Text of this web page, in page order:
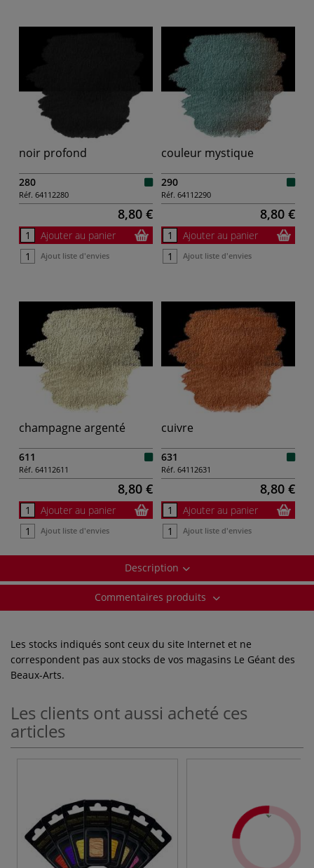
noir profond
280
Réf. 64112280
8,80 €
Ajouter au panier
Ajout liste d'envies
couleur mystique
290
Réf. 64112290
8,80 €
Ajouter au panier
Ajout liste d'envies
champagne argenté
611
Réf. 64112611
8,80 €
Ajouter au panier
Ajout liste d'envies
cuivre
631
Réf. 64112631
8,80 €
Ajouter au panier
Ajout liste d'envies
Description
Commentaires produits
Les stocks indiqués sont ceux du site Internet et ne
correspondent pas aux stocks de vos magasins Le Géant des
Beaux-Arts.
Les clients ont aussi acheté ces
articles